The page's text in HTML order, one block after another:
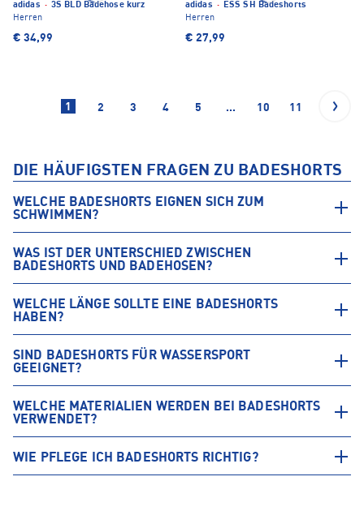
adidas · 3S BLD Badehose kurz
Herren
€ 34,99
adidas · ESS SH Badeshorts
Herren
€ 27,99
1 2 3 4 5 ... 10 11
DIE HÄUFIGSTEN FRAGEN ZU BADESHORTS
WELCHE BADESHORTS EIGNEN SICH ZUM
SCHWIMMEN?
WAS IST DER UNTERSCHIED ZWISCHEN
BADESHORTS UND BADEHOSEN?
WELCHE LÄNGE SOLLTE EINE BADESHORTS
HABEN?
SIND BADESHORTS FÜR WASSERSPORT
GEEIGNET?
WELCHE MATERIALIEN WERDEN BEI BADESHORTS
VERWENDET?
WIE PFLEGE ICH BADESHORTS RICHTIG?